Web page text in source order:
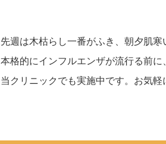
先週は木枯らし一番がふき、朝夕肌寒
本格的にインフルエンザが流行る前に
当クリニックでも実施中です。お気軽